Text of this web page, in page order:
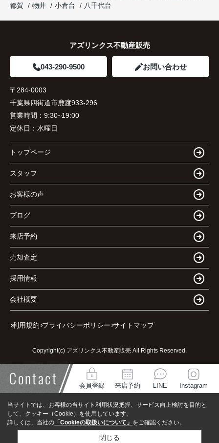
都賀
物井 小倉台 八千代台
アズリンクス不動産販売
043-290-9500 お問い合わせ
〒284-0003
千葉県四街道市鹿渡933-296
営業時間： 9:30~19:00
定休日： 水曜日
トップページ
スタッフ
お客様の声
ブログ
来店予約
売却査定
採用情報
会社概要
利用規約 プライバシーポリシー サイトマップ
Copyright(c) アズリンクス不動産販売 All Rights Reserved.
Contact 会員登録 来店予約 LINE Instagram
当サイトでは、お客様の当サイト利用状況把握、サービス向上検討を目的と
して、クッキー（Cookie）を使用しています。
詳しくは、当社の 「Cookieの取扱いについて」 をご確認ください。
閉じる